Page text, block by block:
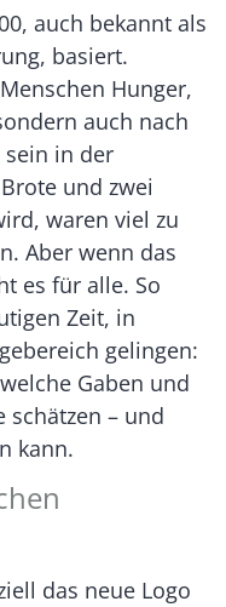
auch bekannt als
basiert.
Hunger,
auch nach
sein in der
und zwei
waren viel zu
Aber wenn das
es für alle. So
Zeit, in
gelingen:
Gaben und
schätzen – und
kann.
das neue Logo